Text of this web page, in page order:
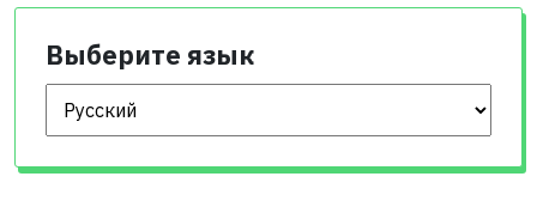
Выберите язык
Выберите язык